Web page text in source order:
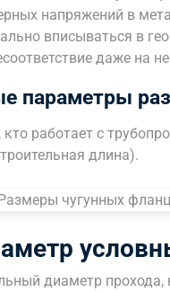
напряжений в
вписываться в
даже на
параметры
работает с
длина).
диаметр